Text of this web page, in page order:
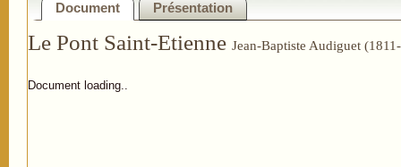
Document Présentation
Le Pont Saint-Etienne Jean-Baptiste Audiguet
Document loading..